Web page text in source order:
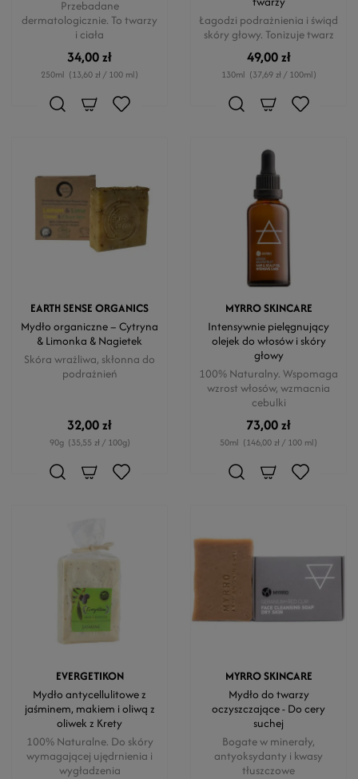
Przebadane
dermatologicznie. To twarzy
i ciała
34,00 zł
250ml (13,60 zł / 100 ml)
Łagodzi podrażnienia i świąd
skóry głowy. Tonizuje twarz
49,00 zł
130ml (37,69 zł / 100ml)
EARTH SENSE ORGANICS
Mydło organiczne – Cytryna
& Limonka & Nagietek
Skóra wrażliwa, skłonna do
podrażnień
32,00 zł
90g (35,55 zł / 100g)
MYRRO SKINCARE
Intensywnie pielęgnujący
olejek do włosów i skóry
głowy
100% Naturalny. Wspomaga
wzrost włosów, wzmacnia
cebulki
73,00 zł
50ml (146,00 zł / 100 ml)
EVERGETIKON
Mydło antycellulitowe z
jaśminem, makiem i oliwą z
oliwek z Krety
100% Naturalne. Do skóry
wymagającej ujędrnienia i
wygładzenia
MYRRO SKINCARE
Mydło do twarzy
oczyszczające - Do cery
suchej
Bogate w minerały,
antyoksydanty i kwasy
tłuszczowe